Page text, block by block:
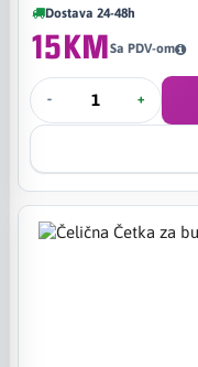
Dostava 24-48h
15KMSa PDV-om
- +